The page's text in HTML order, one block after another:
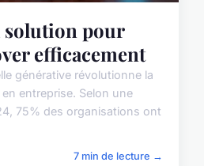
solution pour
efficacement
générative révolutionne la
entreprise. Selon une
75% des organisations ont
7 min de lecture →